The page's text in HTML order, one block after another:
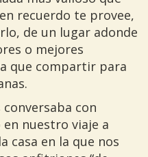
recuerdo te provee,
de un lugar adonde
o mejores
que compartir para
con
nuestro viaje a
casa en la que nos